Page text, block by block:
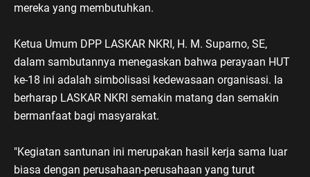
mereka yang membutuhkan.
Ketua Umum DPP LASKAR NKRI, H. M. Suparno, SE,
dalam sambutannya menegaskan bahwa perayaan HUT
ke-18 ini adalah simbolisasi kedewasaan organisasi. Ia
berharap LASKAR NKRI semakin matang dan semakin
bermanfaat bagi masyarakat.
"Kegiatan santunan ini merupakan hasil kerja sama luar
biasa dengan perusahaan-perusahaan yang turut